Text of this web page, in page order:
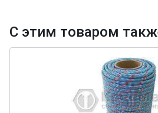
С этим товаром